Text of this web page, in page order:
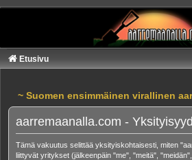
Etusivu
~ Suomen ensimmäinen virallinen
aarremaanalla.com -
Tämä vakuutus selittää yksityiskohtaisesti, miten
liittyvät yritykset (jälkeenpäin "me", "meitä",